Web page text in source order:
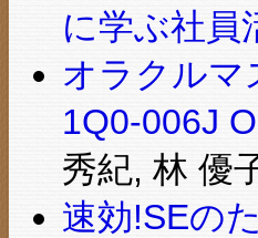
に学ぶ社員
オラクルマ
1Q0‐006J
秀紀, 林 優
速効!SEの